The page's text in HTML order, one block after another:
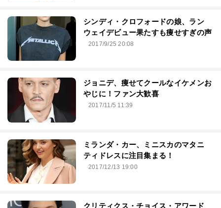
シンディ・クロフォードの娘、ラン
ウェイデビュー果たすも痩せすぎの声
2017/9/25 20:08
ジョニデ、痩せてクールなイケメンお
やじに！ファン大歓喜
2017/11/5 11:39
ミランダ・カー、ミニスカのマタニ
ティドレスに注目集まる！
2017/12/13 19:00
クリティクス・チョイス・アワード